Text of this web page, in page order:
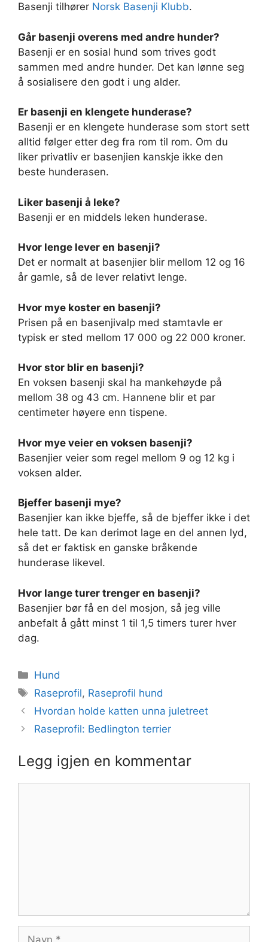
Basenji tilhører Norsk Basenji Klubb.
Går basenji overens med andre hunder?
Basenji er en sosial hund som trives godt
sammen med andre hunder. Det kan lønne seg
å sosialisere den godt i ung alder.
Er basenji en klengete hunderase?
Basenji er en klengete hunderase som stort sett
alltid følger etter deg fra rom til rom. Om du
liker privatliv er basenjien kanskje ikke den
beste hunderasen.
Liker basenji å leke?
Basenji er en middels leken hunderase.
Hvor lenge lever en basenji?
Det er normalt at basenjier blir mellom 12 og 16
år gamle, så de lever relativt lenge.
Hvor mye koster en basenji?
Prisen på en basenjivalp med stamtavle er
typisk er sted mellom 17 000 og 22 000 kroner.
Hvor stor blir en basenji?
En voksen basenji skal ha mankehøyde på
mellom 38 og 43 cm. Hannene blir et par
centimeter høyere enn tispene.
Hvor mye veier en voksen basenji?
Basenjier veier som regel mellom 9 og 12 kg i
voksen alder.
Bjeffer basenji mye?
Basenjier kan ikke bjeffe, så de bjeffer ikke i det
hele tatt. De kan derimot lage en del annen lyd,
så det er faktisk en ganske bråkende
hunderase likevel.
Hvor lange turer trenger en basenji?
Basenjier bør få en del mosjon, så jeg ville
anbefalt å gått minst 1 til 1,5 timers turer hver
dag.
Kategorier
Hund
Stikkord
Raseprofil, Raseprofil hund
Hvordan holde katten unna juletreet
Raseprofil: Bedlington terrier
Legg igjen en kommentar
Navn